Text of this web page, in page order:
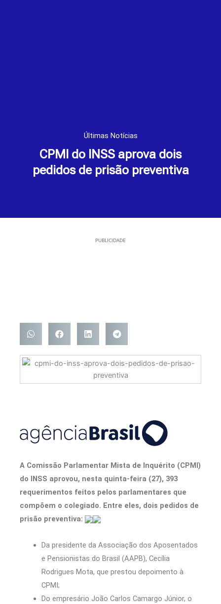
Últimas Notícias
CPMI do INSS aprova dois
pedidos de prisão preventiva
PUBLICIDADE
A Comissão Parlamentar Mista de Inquérito (CPMI)
do INSS aprovou, nesta quinta-feira (27), 393
requerimentos feitos pelos parlamentares que
compõem o colegiado. Entre eles, dois pedidos de
prisão preventiva:
Da presidente da Associação dos Aposentados
e Pensionistas do Brasil (AAPB), Cecília
Rodrigues Mota, que prestou depoimento à
CPMI;
Do empresário João Carlos Camargo Júnior, o